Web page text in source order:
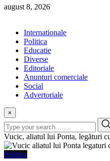
august 8, 2026
Internationale
Politica
Educatie
Diverse
Editoriale
Anunturi comerciale
Social
Advertoriale
×
Vucic, aliatul lui Ponta, legături
Politica